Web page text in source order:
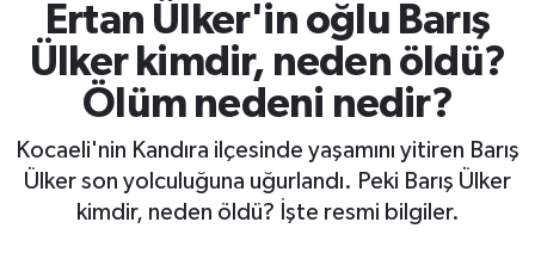
Ertan Ülker'in oğlu Barış
Ülker kimdir, neden öldü?
Ölüm nedeni nedir?
Kocaeli'nin Kandıra ilçesinde yaşamını yitiren Barış
Ülker son yolculuğuna uğurlandı. Peki Barış Ülker
kimdir, neden öldü? İşte resmi bilgiler.
Ekonomi
Genel
Güncel
Haberde İnsan
Tüm Manşetler
Son Dakika Haberleri
Haber Arşivi